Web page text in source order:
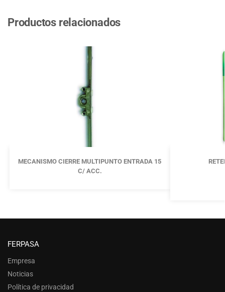
Productos relacionados
MECANISMO CIERRE MULTIPUNTO ENTRADA 15
C/ ACC.
FERPASA
Empresa
Noticias
Política de privacidad